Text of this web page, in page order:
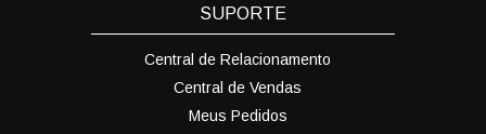
SUPORTE
Central de Relacionamento
Central de Vendas
Meus Pedidos